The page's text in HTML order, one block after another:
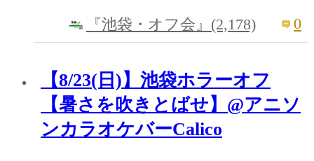
『池袋・オフ会』(2,178) 0
【8/23(日)】池袋ホラーオフ
【暑さを吹きとばせ】@アニソ
ンカラオケバーCalico